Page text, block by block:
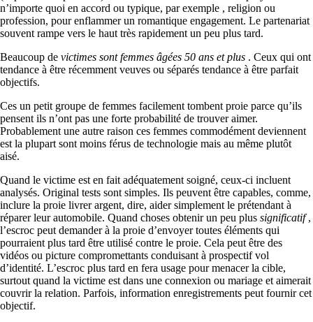
n’importe quoi en accord ou typique, par exemple , religion ou
profession, pour enflammer un romantique engagement. Le partenariat
souvent rampe vers le haut très rapidement un peu plus tard.
Beaucoup de victimes sont femmes âgées 50 ans et plus . Ceux qui ont
tendance à être récemment veuves ou séparés tendance à être parfait
objectifs.
Ces un petit groupe de femmes facilement tombent proie parce qu’ils
pensent ils n’ont pas une forte probabilité de trouver aimer.
Probablement une autre raison ces femmes commodément deviennent
est la plupart sont moins férus de technologie mais au même plutôt
aisé.
Quand le victime est en fait adéquatement soigné, ceux-ci incluent
analysés. Original tests sont simples. Ils peuvent être capables, comme,
inclure la proie livrer argent, dire, aider simplement le prétendant à
réparer leur automobile. Quand choses obtenir un peu plus significatif,
l’escroc peut demander à la proie d’envoyer toutes éléments qui
pourraient plus tard être utilisé contre le proie. Cela peut être des
vidéos ou picture compromettants conduisant à prospectif vol
d’identité. L’escroc plus tard en fera usage pour menacer la cible,
surtout quand la victime est dans une connexion ou mariage et aimerait
couvrir la relation. Parfois, information enregistrements peut fournir cet
objectif.